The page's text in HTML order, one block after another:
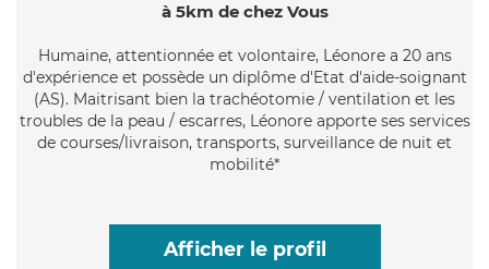
à 5km de chez Vous
Humaine, attentionnée et volontaire, Léonore a 20 ans
d'expérience et possède un diplôme d'Etat d'aide-soignant
(AS). Maitrisant bien la trachéotomie / ventilation et les
troubles de la peau / escarres, Léonore apporte ses services
de courses/livraison, transports, surveillance de nuit et
mobilité*
Afficher le profil